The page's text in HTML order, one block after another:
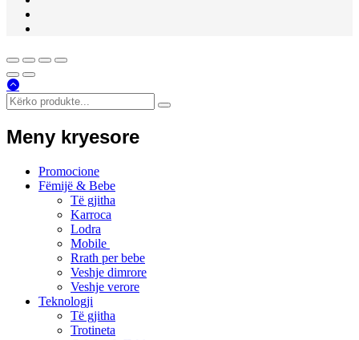
Meny kryesore
Promocione
Fëmijë & Bebe
Të gjitha
Karroca
Lodra
Mobile
Rrath per bebe
Veshje dimrore
Veshje verore
Teknologji
Të gjitha
Trotineta